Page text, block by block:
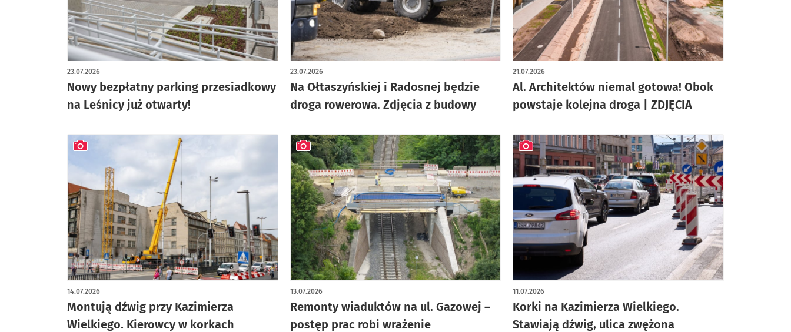
Nowy bezpłatny parking przesiadkowy
na Leśnicy już otwarty!
23.07.2026
artykuł z galerią zdjęć
Na Ołtaszyńskiej i Radosnej będzie
droga rowerowa. Zdjęcia z budowy
23.07.2026
artykuł z galerią zdjęć
Al. Architektów niemal gotowa! Obok
powstaje kolejna droga | ZDJĘCIA
21.07.2026
artykuł z galerią zdjęć
Montują dźwig przy Kazimierza
Wielkiego. Kierowcy w korkach
14.07.2026
artykuł z galerią zdjęć
Remonty wiaduktów na ul. Gazowej –
postęp prac robi wrażenie
13.07.2026
artykuł z galerią zdjęć
Korki na Kazimierza Wielkiego.
Stawiają dźwig, ulica zwężona
11.07.2026
artykuł z galerią zdjęć